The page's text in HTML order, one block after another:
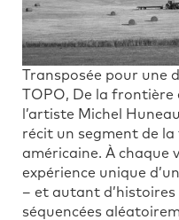
Transposée pour une
TOPO, De la frontière
l’artiste Michel
récit un segment de
américaine. À chaque
expérience unique
– et autant d’histoires
séquencées